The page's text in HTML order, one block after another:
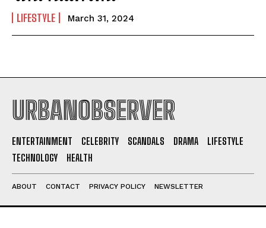
I've read and accept the
LIFESTYLE March 31, 2024
URBANOBSERVER
ENTERTAINMENT CELEBRITY SCANDALS DRAMA
LIFESTYLE
TECHNOLOGY
HEALTH
ABOUT CONTACT PRIVACY POLICY NEWSLETTER